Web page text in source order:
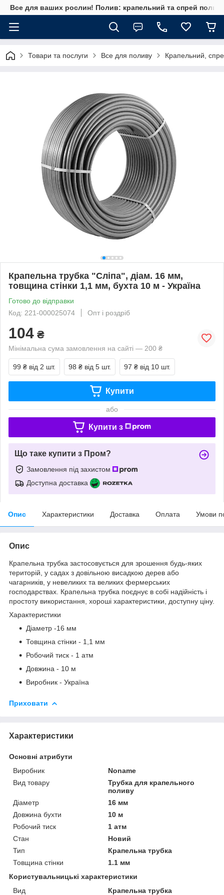
Все для ваших рослин! Полив: крапельний та спрей полив,
Товари та послуги Все для поливу Крапельний,
Крапельна трубка "Сліпа", діам. 16 мм,
товщина стінки 1,1 мм, бухта 10 м - Україна
Готово до відправки
Код: 221-000025074
Опт і роздріб
104 ₴
Мінімальна сума замовлення на сайті — 200 ₴
99 ₴ від 2 шт. 98 ₴ від 5 шт. 97 ₴ від 10 шт.
Купити
або
Купити з
Що таке купити з Пром?
Замовлення під захистом
Доступна доставка
Опис Характеристики Доставка Оплата Умови
Опис
Крапельна трубка застосовується для зрошення будь-яких
територій, у садах з довільною висадкою дерев або
чагарників, у невеликих та великих фермерських
господарствах. Крапельна трубка поєднує в собі надійність і
простоту використання, хороші характеристики, доступну ціну.
Характеристики
Діаметр -16 мм
Товщина стінки - 1,1 мм
Робочий тиск - 1 атм
Довжина - 10 м
Виробник - Україна
Приховати
Характеристики
Основні атрибути
Виробник
Noname
Вид товару
Трубка для крапельного
поливу
Діаметр
16 мм
Довжина бухти
10 м
Робочий тиск
1 атм
Стан
Новий
Тип
Крапельна трубка
Товщина стінки
1.1 мм
Користувальницькі характеристики
Вид
Крапельна трубка